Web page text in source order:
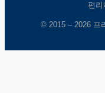
편
© 2015 – 2026 프